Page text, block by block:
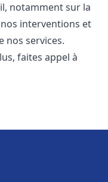
notamment sur la
interventions et
nos services.
faites appel à